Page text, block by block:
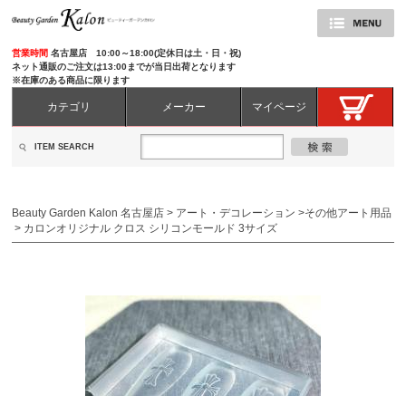
営業時間名古屋店 10:00～18:00(定休日は土・日・祝)
ネット通販のご注文は13:00までが当日出荷となります
※在庫のある商品に限ります
カテゴリ メーカー マイページ
ITEM SEARCH
Beauty Garden Kalon 名古屋店 > アート・デコレーション >その他アート用品
> カロンオリジナル クロス シリコンモールド 3サイズ